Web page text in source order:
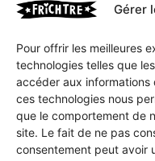
Gérer
Pour offrir les meilleures
technologies telles que
accéder aux informations
ces technologies nous
que le comportement de
site. Le fait de ne pas
consentement peut avoir
Politique de
CGV
Mon compte
Mon Panier